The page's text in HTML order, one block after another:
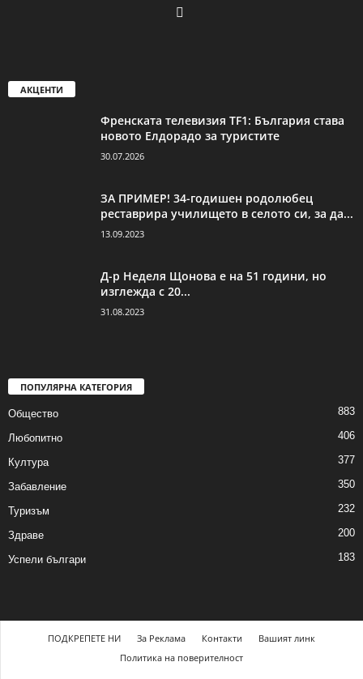
АКЦЕНТИ
Френската телевизия TF1: България става
новото Елдорадо за туристите
30.07.2026
ЗА ПРИМЕР! 34-годишен родолюбец
реставрира училището в селото си, за да...
13.09.2023
Д-р Неделя Щонова е на 51 години, но
изглежда с 20...
31.08.2023
ПОПУЛЯРНА КАТЕГОРИЯ
Общество 883
Любопитно 406
Култура 377
Забавление 350
Туризъм 232
Здраве 200
Успели българи 183
ПОДКРЕПЕТЕ НИ За Реклама Контакти
Вашият линк
Политика на поверителност